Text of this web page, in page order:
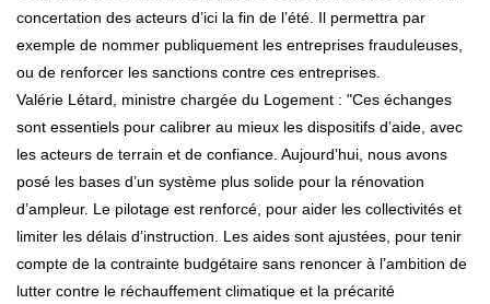
concertation des acteurs d’ici la fin de l’été. Il permettra par
exemple de nommer publiquement les entreprises frauduleuses,
ou de renforcer les sanctions contre ces entreprises.
Valérie Létard, ministre chargée du Logement : "Ces échanges
sont essentiels pour calibrer au mieux les dispositifs d’aide, avec
les acteurs de terrain et de confiance. Aujourd’hui, nous avons
posé les bases d’un système plus solide pour la rénovation
d’ampleur. Le pilotage est renforcé, pour aider les collectivités et
limiter les délais d’instruction. Les aides sont ajustées, pour tenir
compte de la contrainte budgétaire sans renoncer à l’ambition de
lutter contre le réchauffement climatique et la précarité